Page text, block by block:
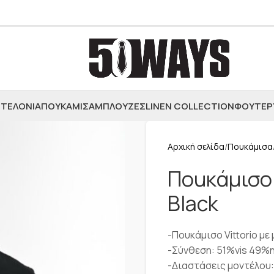
ΠΟΥΚΑΜΙΣΑΜΠΛΟΥΖΕΣLINEN COLLECTIONΦΟΥΤΕΡ
Αρχική σελίδα Πουκάμισα
Black
-Πουκάμισο Vittorio με
-Σύνθεση: 51%vis
-Διαστάσεις